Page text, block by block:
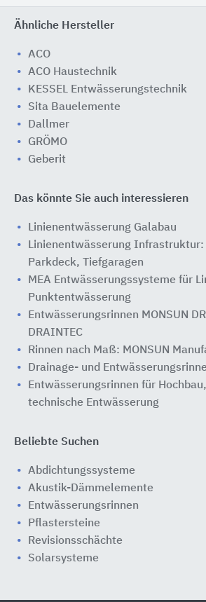
Ähnliche Hersteller
ACO
ACO Haustechnik
KESSEL Entwässerungstechnik
Sita Bauelemente
Dallmer
GRÖMO
Geberit
Das könnte Sie auch interessieren
Linienentwässerung Galabau
Linienentwässerung Infrastruktur:
Parkdeck, Tiefgaragen
MEA Entwässerungssysteme für
Punktentwässerung
Entwässerungsrinnen MONSUN
DRAINTEC
Rinnen nach Maß: MONSUN
Drainage- und
Entwässerungsrinnen für
technische Entwässerung
Beliebte Suchen
Abdichtungssysteme
Akustik-Dämmelemente
Entwässerungsrinnen
Pflastersteine
Revisionsschächte
Solarsysteme